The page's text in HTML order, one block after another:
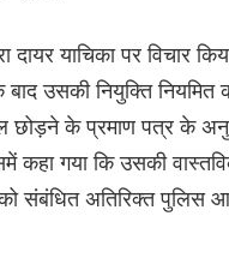
दायर याचिका पर विचार
उसकी नियुक्ति
के प्रमाण पत्र के
कहा गया कि उसकी
संबंधित अतिरिक्त पुलिस